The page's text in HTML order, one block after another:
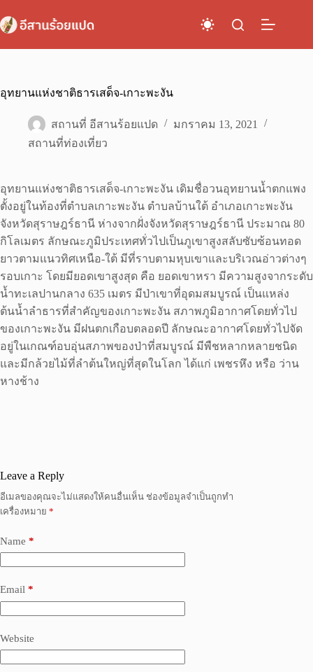
to
content
อุทยานแห่งชาติธารเสด็จ-เกาะพะงัน
สถานที่ อีสานร้อยแปด
มกราคม 13, 2021
สถานที่ท่องเที่ยว
อุทยานแห่งชาติธารเสด็จ-เกาะพะงัน เดิมชื่อวนอุทยานน้ำตกแพง
ตั้งอยู่ในท้องที่ตำบลเกาะพะงัน ตำบลบ้านใต้ อำเภอเกาะพะงัน
จังหวัดสุราษฎร์ธานี ห่างจากฝั่งจังหวัดสุราษฎร์ธานี ประมาณ 80
กิโลเมตร ลักษณะภูมิประเทศทั่วไปเป็นภูเขาสูงสลับซับซ้อนทอด
ยาวตามแนวทิศเหนือ-ใต้ มีที่ราบตามหุบเขาและบริเวณอ่าวต่างๆ
รอบเกาะ โดยมียอดเขาสูงสุด คือ ยอดเขาหรา มีความสูงจากระดับ
น้ำทะเลปานกลาง 635 เมตร มีป่าเขาที่อุดมสมบูรณ์ เป็นแหล่ง
ต้นน้ำลำธารที่สำคัญของเกาะพะงัน สภาพภูมิอากาศโดยทั่วไป
ของเกาะพะงัน มีฝนตกเกือบตลอดปี ลักษณะอากาศโดยทั่วไปจัด
อยู่ในเกณฑ์อบอุ่นสภาพของป่าที่สมบูรณ์ มีพืชหลากหลายชนิด
และมีกล้วยไม้ที่ลำต้นใหญ่ที่สุดในโลก ได้แก่ เพชรหึง หรือ ว่าน
หางช้าง
Leave a Reply
อีเมลของคุณจะไม่แสดงให้คนอื่นเห็น ช่องข้อมูลจำเป็นถูกทำ
เครื่องหมาย *
Name *
Email *
Website